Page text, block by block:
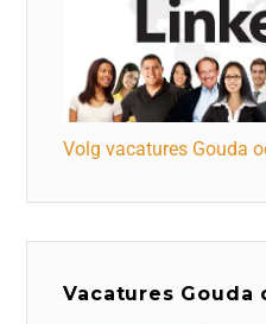
Volg vacatures Gouda
Vacatures Gouda